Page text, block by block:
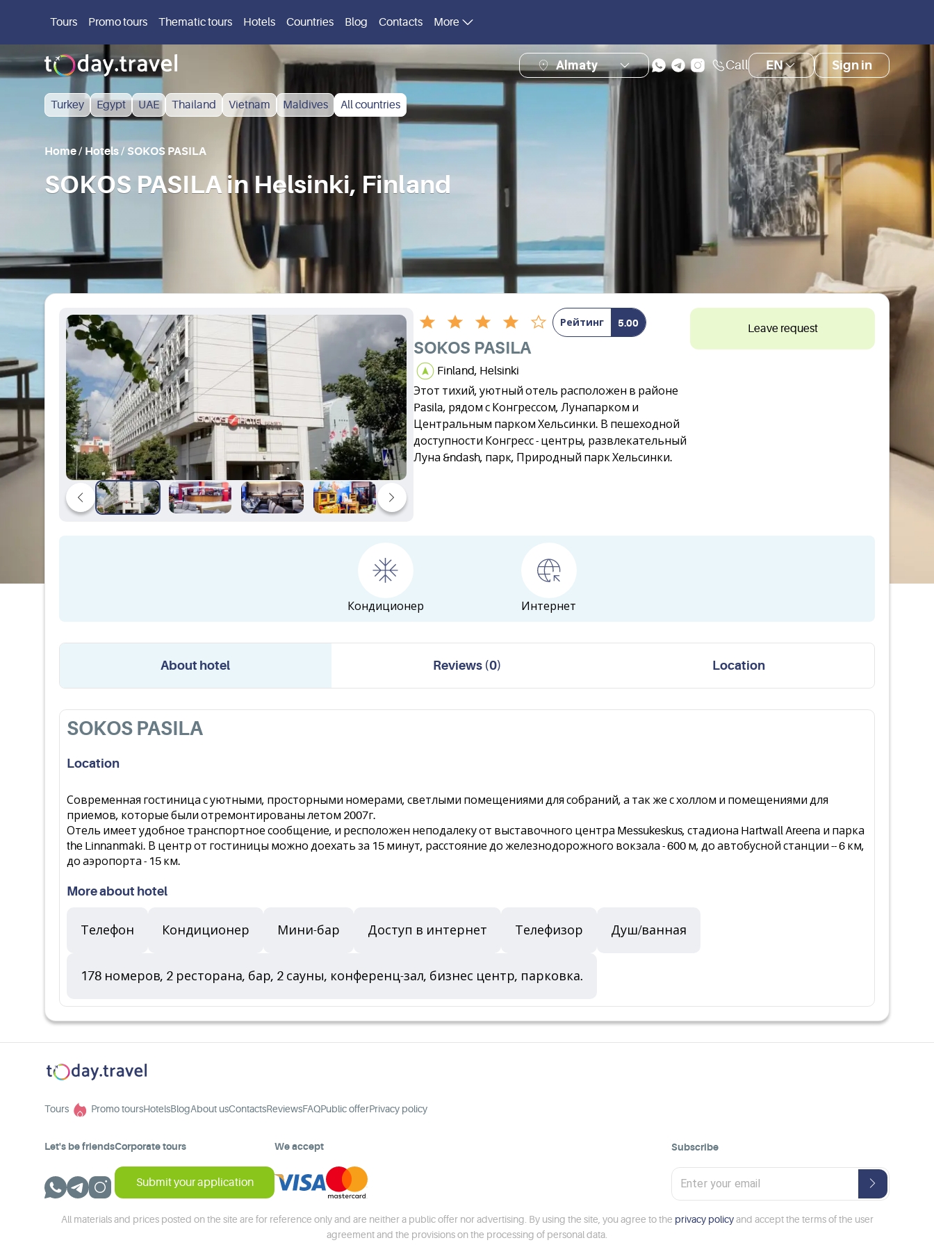
Tours Promo tours Thematic tours Hotels Countries Blog Contacts More
Almaty Call EN Sign in
Turkey Egypt UAE Thailand Vietnam Maldives All countries
Home/ Hotels/ SOKOS PASILA
SOKOS PASILA in Helsinki, Finland
Рейтинг 5.00
SOKOS PASILA
Finland, Helsinki
Этот тихий, уютный отель расположен в районе
Pasila, рядом с Конгрессом, Лунапарком и
Центральным парком Хельсинки. В пешеходной
доступности Конгресс - центры, развлекательный
Луна &ndash, парк, Природный парк Хельсинки.
Leave request
Кондиционер Интернет
About hotel Reviews(0) Location
SOKOS PASILA
Location
Современная гостиница с уютными, просторными номерами, светлыми помещениями для собраний, а так же с холлом и помещениями для
приемов, которые были отремонтированы летом 2007г.
Отель имеет удобное транспортное сообщение, и ресположен неподалеку от выставочного центра Messukeskus, стадиона Hartwall Areena и парка
the Linnanmäki. В центр от гостиницы можно доехать за 15 минут, расстояние до железнодорожного вокзала - 600 м, до автобусной станции -- 6 км,
до аэропорта - 15 км.
More about hotel
Телефон Кондиционер Мини-бар Доступ в интернет Телефизор Душ/ванная
178 номеров, 2 ресторана, бар, 2 сауны, конференц-зал, бизнес центр, парковка.
Tours Promo toursHotelsBlogAbout usContactsReviewsFAQPublic offerPrivacy policy
Let's be friendsCorporate tours
Submit your application
We accept Subscribe
All materials and prices posted on the site are for reference only and are neither a public offer nor advertising. By using the site, you agree to the privacy policyand accept the terms of the user
agreement and the provisions on the processing of personal data.